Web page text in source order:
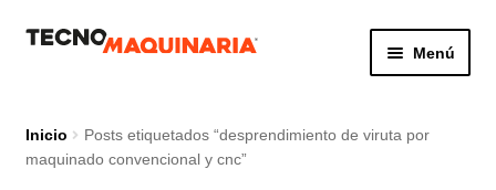
IrIr
Menú
Inicio
Posts etiquetados “desprendimiento de viruta por
maquinado convencional y cnc”